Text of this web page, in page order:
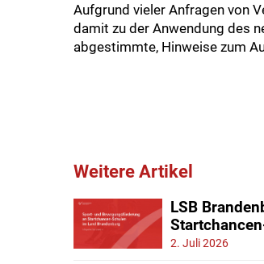
Aufgrund vieler Anfragen von
damit zu der Anwendung des
abgestimmte, Hinweise zum
Weitere Artikel
LSB
2. Juli 2026